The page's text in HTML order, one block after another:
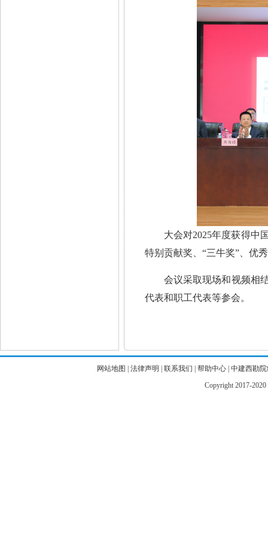
大会对2025年度获得中
特别贡献奖、“三牛奖”、优
会议采取现场和视频相
代表和职工代表等参会。
网站地图 法律声明 联系我们 帮助中心| 中建西勘
Copyright 2017-